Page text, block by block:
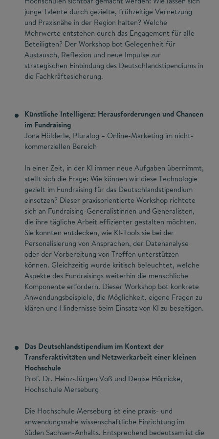
junge Talente durch gezielte, frühzeitige Vernetzung
und Praxisnähe in der Region halten? Welche
Mehrwerte entstehen durch das Engagement für alle
Beteiligten? Der Workshop bot Gelegenheit für
Austausch, Reflexion und neue Impulse zur
strategischen Einbindung des Deutschlandstipendiums in
die Fachkräftesicherung.
Künstliche Intelligenz: Herausforderungen und Chancen
im Fundraising
Jona Hölderle, Pluralog – Online-Marketing im nicht-
kommerziellen Bereich
In einer Zeit, in der KI immer neue Aufgaben übernimmt,
stellt sich die Frage: Wie können wir diese Technologie
gezielt im Fundraising für das Deutschlandstipendium
einsetzen? Dieser praxisorientierte Workshop richtete
sich an Fundraising-Generalistinnen und Generalisten,
die ihre tägliche Arbeit effizienter gestalten möchten.
Sie konnten entdecken, wie KI-Tools sie bei der
Personalisierung von Ansprachen, der Datenanalyse
oder der Vorbereitung von Treffen unterstützen
können. Gleichzeitig wurde kritisch beleuchtet, welche
Aspekte des Fundraisings weiterhin die menschliche
Komponente erfordern. Dieser Workshop bot konkrete
Anwendungsbeispiele, die Möglichkeit, eigene Fragen zu
klären und Hindernisse beim Einsatz von KI zu beseitigen.
Das Deutschlandstipendium im Kontext der
Transferaktivitäten und Netzwerkarbeit einer kleinen
Hochschule
Prof. Dr. Heinz-Jürgen Voß und Denise Hörnicke,
Hochschule Merseburg
Die Hochschule Merseburg ist eine praxis- und
anwendungsnahe wissenschaftliche Einrichtung im
Süden Sachsen-Anhalts. Entsprechend bedeutsam ist die